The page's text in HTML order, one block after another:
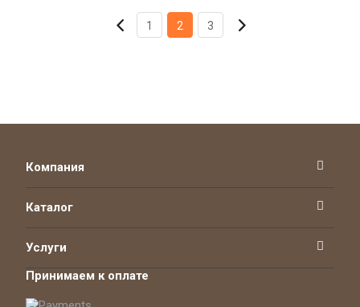
1 2 3
Компания
Каталог
Услуги
Принимаем к оплате